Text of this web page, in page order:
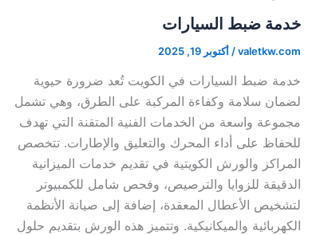
خدمة ضبط السيارات
valetkw.com
/ أكتوبر 19, 2025
خدمة ضبط السيارات في الكويت تُعد ضرورة حيوية
لضمان سلامة وكفاءة المركبة على الطرق، وهي تشمل
مجموعة واسعة من الخدمات الفنية المتقنة التي تهدف
للحفاظ على أداء المحرك والتعليق والإطارات. تتخصص
المراكز والورش الكويتية في تقديم خدمات الميزانية
الدقيقة للزوايا والترصيص، وفحص شامل للكمبيوتر
لتشخيص الأعطال المعقدة، إضافة إلى صيانة الأنظمة
الكهربائية والميكانيكية. وتتميز هذه الورش بتقديم حلول